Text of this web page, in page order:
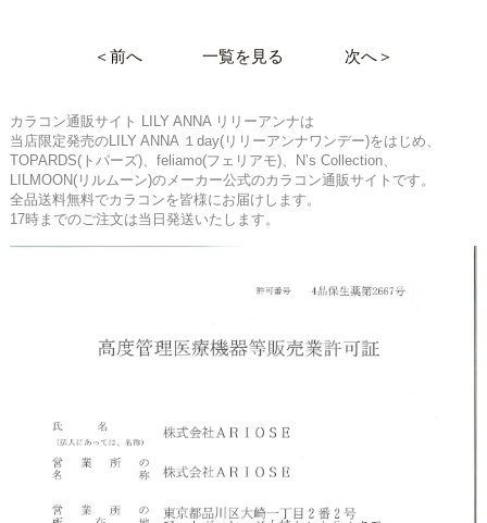
＜前へ 一覧を見る 次へ＞
カラコン通販サイト LILY ANNA リリーアンナは
当店限定発売のLILY ANNA １day(リリーアンナワンデー)をはじめ、
TOPARDS(トパーズ)、feliamo(フェリアモ)、N’s Collection、
LILMOON(リルムーン)のメーカー公式のカラコン通販サイトです。
全品送料無料でカラコンを皆様にお届けします。
17時までのご注文は当日発送いたします。